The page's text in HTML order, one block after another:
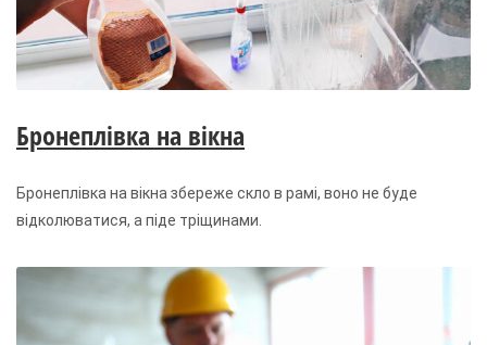
Бронеплівка на вікна
Бронеплівка на вікна збереже скло в рамі, воно не буде
відколюватися, а піде тріщинами.